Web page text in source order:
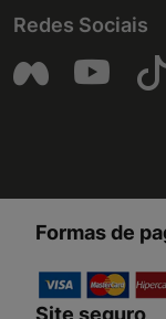
Redes Sociais
Formas de
Site seguro